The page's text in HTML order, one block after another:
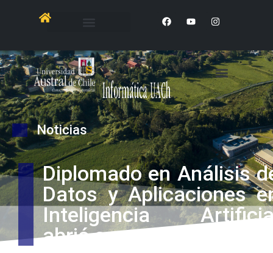
Noticias
Diplomado en Análisis
Datos y Aplicaciones
Inteligencia
abrió sus postulaciones